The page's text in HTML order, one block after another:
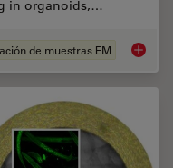
in organoids,…
de muestras EM High-